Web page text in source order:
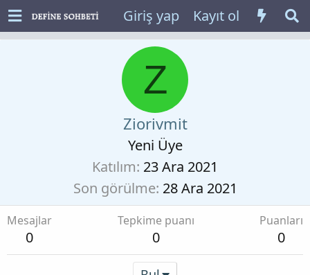
Giriş yap Kayıt ol
Z
Ziorivmit
Yeni Üye
Katılım 23 Ara 2021
Son görülme 28 Ara 2021
Mesajlar
0
Tepkime puanı
0
Puanları
0